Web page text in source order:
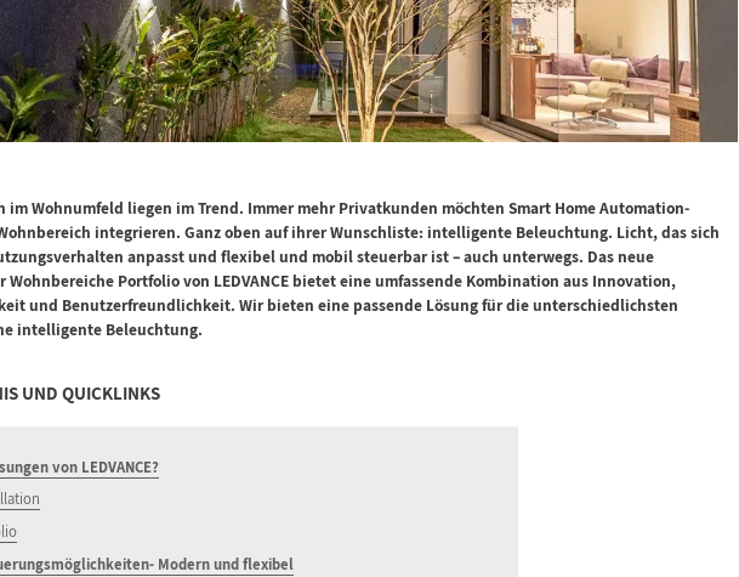
im Wohnumfeld liegen im Trend. Immer mehr Privatkunden möchten Smart Home Automation-
integrieren. Ganz oben auf ihrer Wunschliste: intelligente Beleuchtung. Licht, das sich
anpasst und flexibel und mobil steuerbar ist – auch unterwegs. Das neue
Wohnbereiche Portfolio von LEDVANCE bietet eine umfassende Kombination aus Innovation,
und Benutzerfreundlichkeit. Wir bieten eine passende Lösung für die unterschiedlichsten
intelligente Beleuchtung.
UND QUICKLINKS
von LEDVANCE?
Modern und flexibel